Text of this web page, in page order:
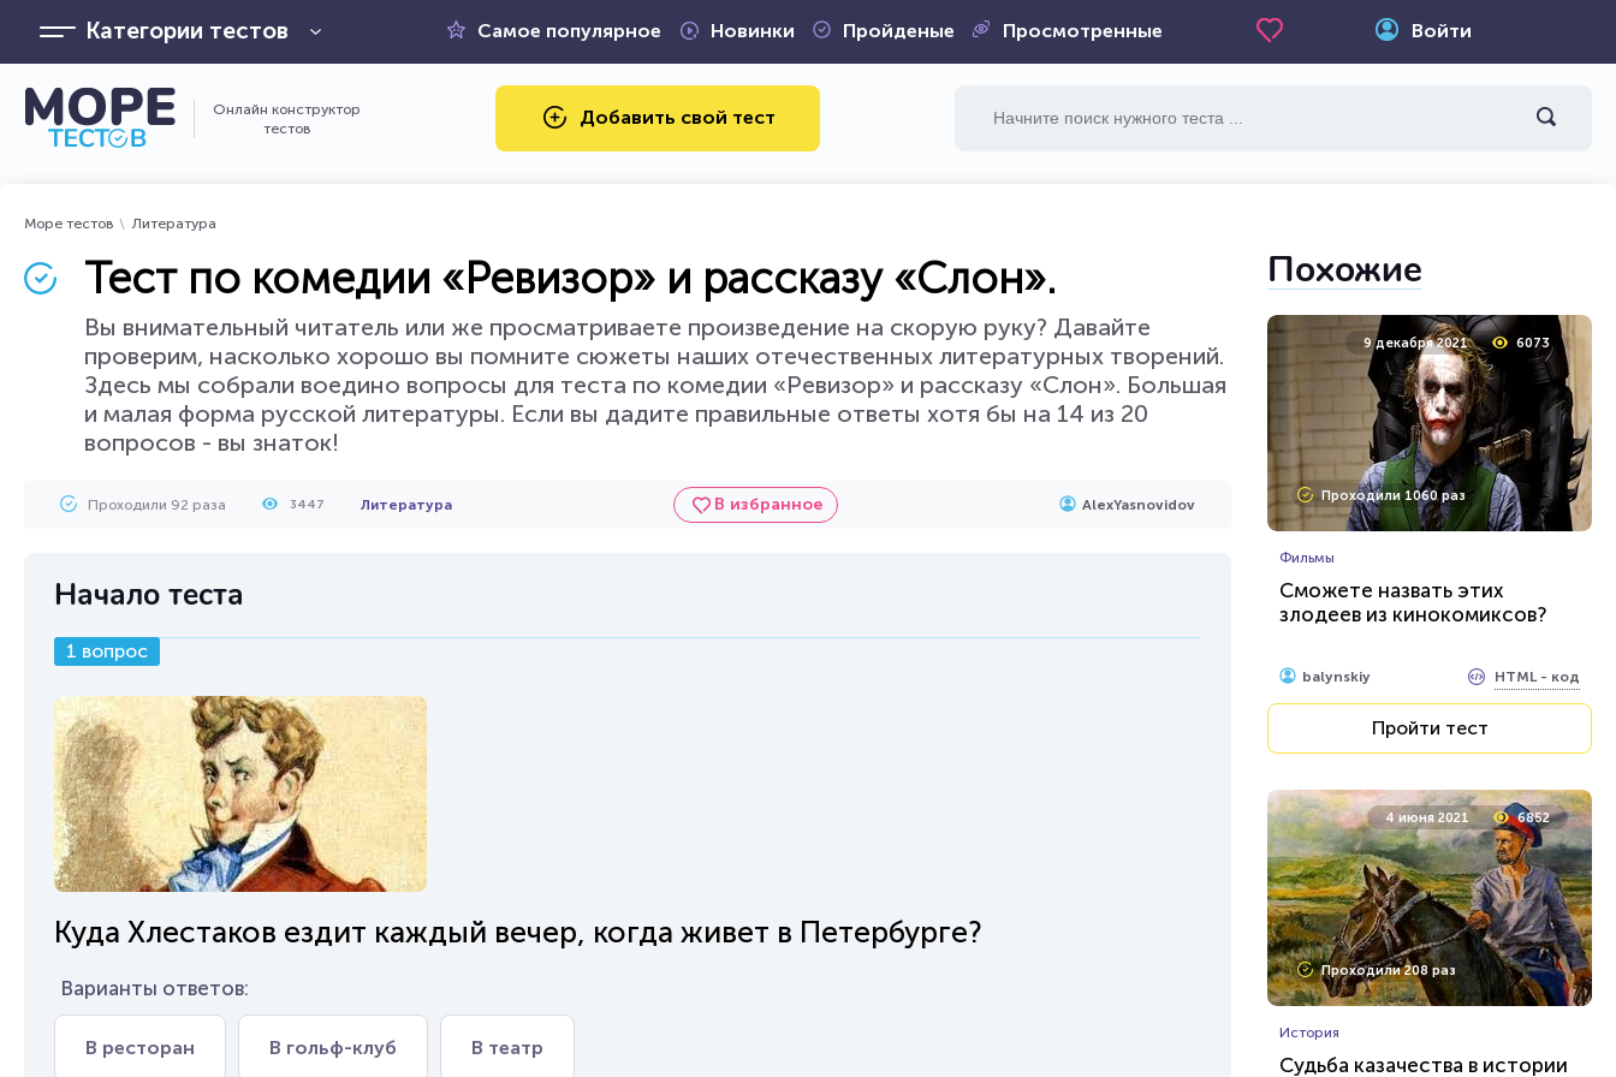
Категории тестов Самое популярное Новинки Пройденые Просмотренные Войти
Онлайн конструктор
тестов
Добавить свой тест
Море тестов Литература
Тест по комедии «Ревизор» и рассказу «Слон».
Вы внимательный читатель или же просматриваете произведение на скорую руку? Давайте
проверим, насколько хорошо вы помните сюжеты наших отечественных литературных творений.
Здесь мы собрали воедино вопросы для теста по комедии «Ревизор» и рассказу «Слон». Большая
и малая форма русской литературы. Если вы дадите правильные ответы хотя бы на 14 из 20
вопросов - вы знаток!
Проходили 92 раза 3447 Литература В избранное AlexYasnovidov
Начало теста
1 вопрос
Куда Хлестаков ездит каждый вечер, когда живет в Петербурге?
Варианты ответов:
В ресторан В гольф-клуб В театр
Похожие
9 декабря 2021 6073
Проходили 1060 раз
Фильмы
Сможете назвать этих
злодеев из кинокомиксов?
balynskiy HTML - код
Пройти тест
4 июня 2021 6852
Проходили 208 раз
История
Судьба казачества в истории